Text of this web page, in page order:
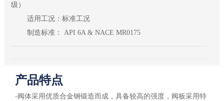
级）
适用工况：标准工况
制造标准： API 6A & NACE MR0175
产品特点
-阀体采用优质合金钢锻造而成，具备较高的强度，阀板采用特